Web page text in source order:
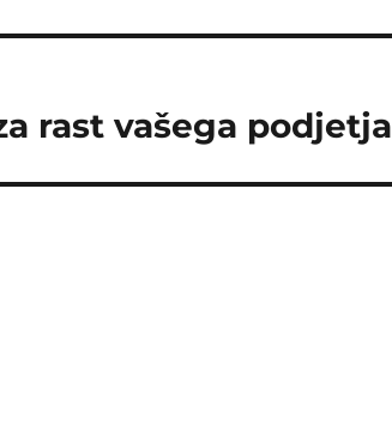
rast vašega podjetja